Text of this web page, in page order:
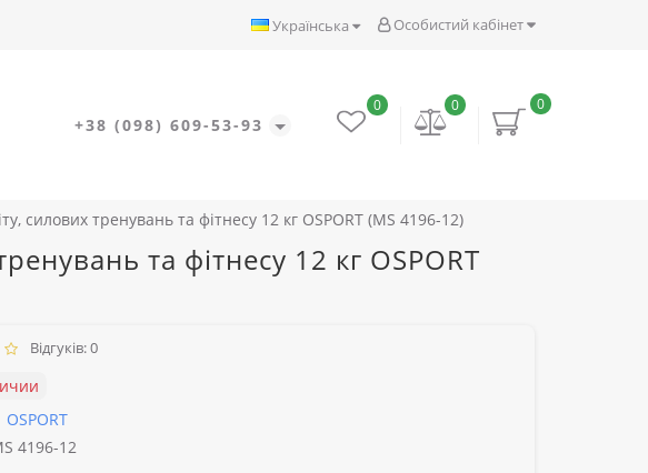
Особистий кабінет
Українська
+38 (098) 609-53-93
0
0
0
силових тренувань та фітнесу 12 кг OSPORT (MS 4196-12)
та фітнесу 12 кг OSPORT
Відгуків: 0
OSPORT
4196-12